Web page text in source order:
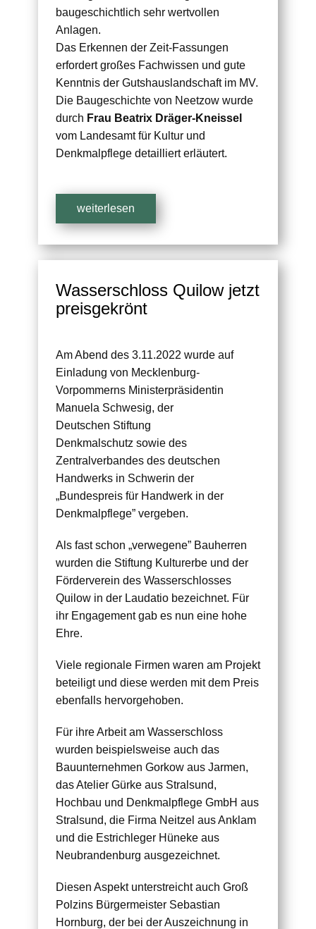
baugeschichtlich sehr wertvollen
Anlagen.
Das Erkennen der Zeit-Fassungen
erfordert großes Fachwissen und gute
Kenntnis der Gutshauslandschaft im MV.
Die Baugeschichte von Neetzow wurde
durch Frau Beatrix Dräger-Kneissel
vom Landesamt für Kultur und
Denkmalpflege detailliert erläutert.
weiterlesen
Wasserschloss Quilow jetzt
preisgekrönt
Am Abend des 3.11.2022 wurde auf
Einladung von Mecklenburg-
Vorpommerns Ministerpräsidentin
Manuela Schwesig, der
Deutschen Stiftung
Denkmalschutz sowie des
Zentralverbandes des deutschen
Handwerks in Schwerin der
„Bundespreis für Handwerk in der
Denkmalpflege” vergeben.
Als fast schon „verwegene” Bauherren
wurden die Stiftung Kulturerbe und der
Förderverein des Wasserschlosses
Quilow in der Laudatio bezeichnet. Für
ihr Engagement gab es nun eine hohe
Ehre.
Viele regionale Firmen waren am Projekt
beteiligt und diese werden mit dem Preis
ebenfalls hervorgehoben.
Für ihre Arbeit am Wasserschloss
wurden beispielsweise auch das
Bauunternehmen Gorkow aus Jarmen,
das Atelier Gürke aus Stralsund,
Hochbau und Denkmalpflege GmbH aus
Stralsund, die Firma Neitzel aus Anklam
und die Estrichleger Hüneke aus
Neubrandenburg ausgezeichnet.
Diesen Aspekt unterstreicht auch Groß
Polzins Bürgermeister Sebastian
Hornburg, der bei der Auszeichnung in